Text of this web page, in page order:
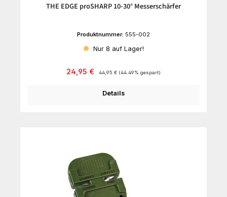
THE EDGE proSHARP 10-30° Messerschärfer
Produktnummer: 555-002
Nur 8 auf Lager!
Verkaufspreis:
24,95 € 44,95 € (44.49% gespart)
Details